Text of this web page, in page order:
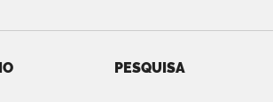
PESQUISA